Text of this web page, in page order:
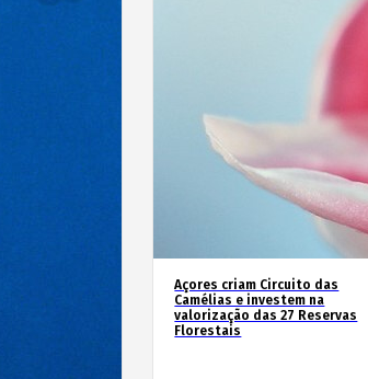
Açores criam Circuito das
Camélias e investem na
valorização das 27 Reservas
Florestais